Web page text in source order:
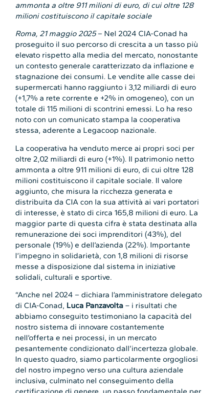
ammonta a oltre 911 milioni di euro, di cui oltre 128
milioni costituiscono il capitale sociale
Roma, 21 maggio 2025– Nel 2024 CIA-Conad ha
proseguito il suo percorso di crescita a un tasso più
elevato rispetto alla media del mercato, nonostante
un contesto generale caratterizzato da inflazione e
stagnazione dei consumi. Le vendite alle casse dei
supermercati hanno raggiunto i 3,12 miliardi di euro
(+1,7% a rete corrente e +2% in omogeneo), con un
totale di 115 milioni di scontrini emessi. Lo ha reso
noto con un comunicato stampa la cooperativa
stessa, aderente a Legacoop nazionale.
La cooperativa ha venduto merce ai propri soci per
oltre 2,02 miliardi di euro (+1%). Il patrimonio netto
ammonta a oltre 911 milioni di euro, di cui oltre 128
milioni costituiscono il capitale sociale. Il valore
aggiunto, che misura la ricchezza generata e
distribuita da CIA con la sua attività ai vari portatori
di interesse, è stato di circa 165,8 milioni di euro. La
maggior parte di questa cifra è stata destinata alla
remunerazione dei soci imprenditori (43%), del
personale (19%) e dell’azienda (22%). Importante
l’impegno in solidarietà, con 1,8 milioni di risorse
messe a disposizione dal sistema in iniziative
solidali, culturali e sportive.
“Anche nel 2024 – dichiara l’amministratore delegato
di CIA-Conad, Luca Panzavolta – i risultati che
abbiamo conseguito testimoniano la capacità del
nostro sistema di innovare costantemente
nell’offerta e nei processi, in un mercato
pesantemente condizionato dall’incertezza globale.
In questo quadro, siamo particolarmente orgogliosi
del nostro impegno verso una cultura aziendale
inclusiva, culminato nel conseguimento della